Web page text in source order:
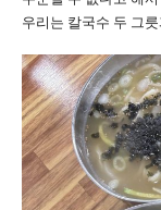
우리는 칼국수 두 그